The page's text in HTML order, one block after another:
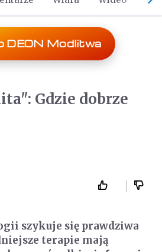
DEON Modlitwa
Gdzie dobrze
szykuje się prawdziwa
terapie mają